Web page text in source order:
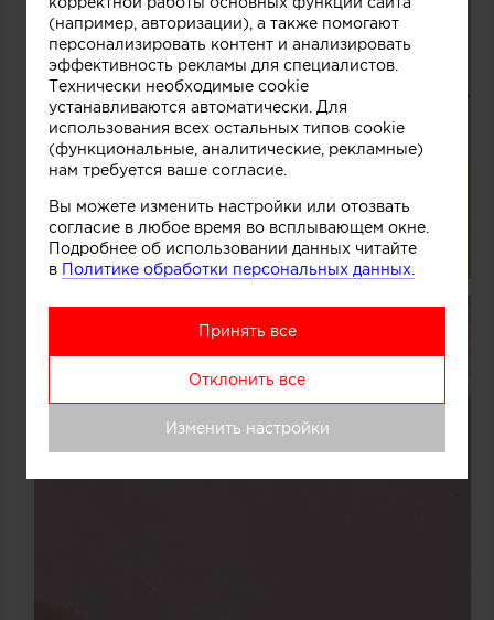
(например, авторизации), а также помогают
персонализировать контент и анализировать
эффективность рекламы для специалистов.
Технически необходимые cookie
устанавливаются автоматически. Для
использования всех остальных типов cookie
(функциональные, аналитические, рекламные)
нам требуется ваше согласие.
Вы можете изменить настройки или отозвать
согласие в любое время во всплывающем окне.
Подробнее об использовании данных читайте
в Политике обработки персональных данных.
Принять все
Отклонить все
Изменить настройки